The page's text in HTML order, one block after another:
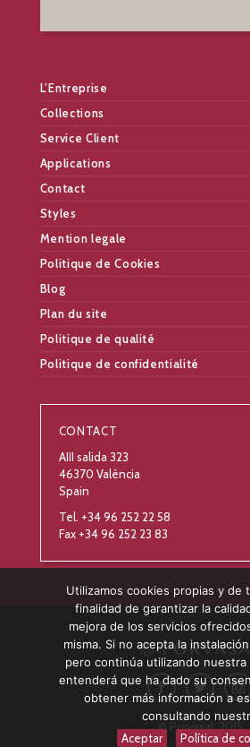
L’Entreprise
Collections
Service Client
Applications
Contact
Styles
Mention legale
Politique de Cookies
Blog
Plan du site
Politique de qualité
Politique de confidentialité
CONTACT
AIII salida 323
46370 València
Spain
Tel. +34 96 252 22 58
Fax +34 96 252 23 83
© Porvasal, 2015
Utilizamos cookies propias y de
finalidad de garantizar la
mejora de los servicios
misma. Si no acepta la
pero continúa utilizando nuestra
entenderá que ha dado su
obtener más información a
consultando
Aceptar
Política de